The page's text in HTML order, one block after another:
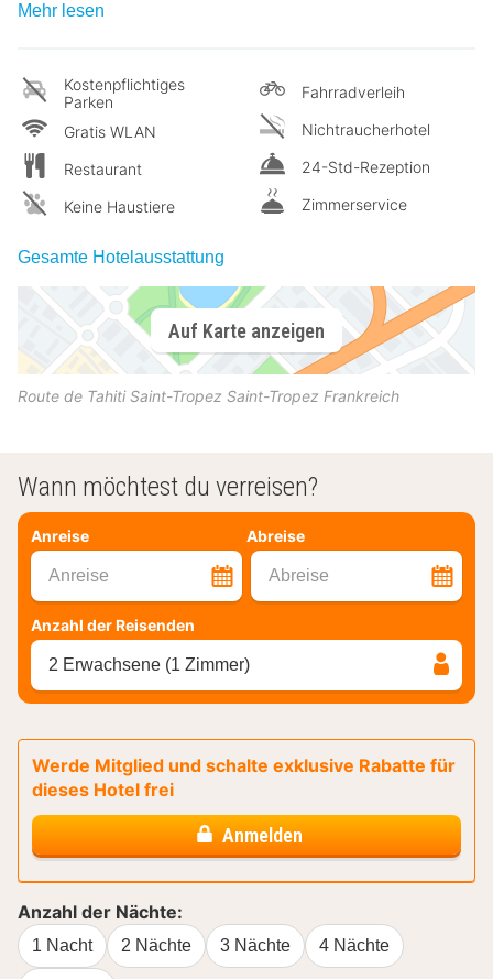
Mehr lesen
Kostenpflichtiges
Parken
Gratis WLAN
Restaurant
Keine Haustiere
Fahrradverleih
Nichtraucherhotel
24-Std-Rezeption
Zimmerservice
Gesamte Hotelausstattung
Auf Karte anzeigen
Route de TahitiSaint-Tropez Saint-Tropez Frankreich
Wann möchtest du verreisen?
Anreise Abreise
Anreise Abreise
Anzahl der Reisenden
2 Erwachsene (1 Zimmer)
Werde Mitglied und schalte exklusive Rabatte für
dieses Hotel frei
Anmelden
Anzahl der Nächte:
1 Nacht 2 Nächte 3 Nächte 4 Nächte